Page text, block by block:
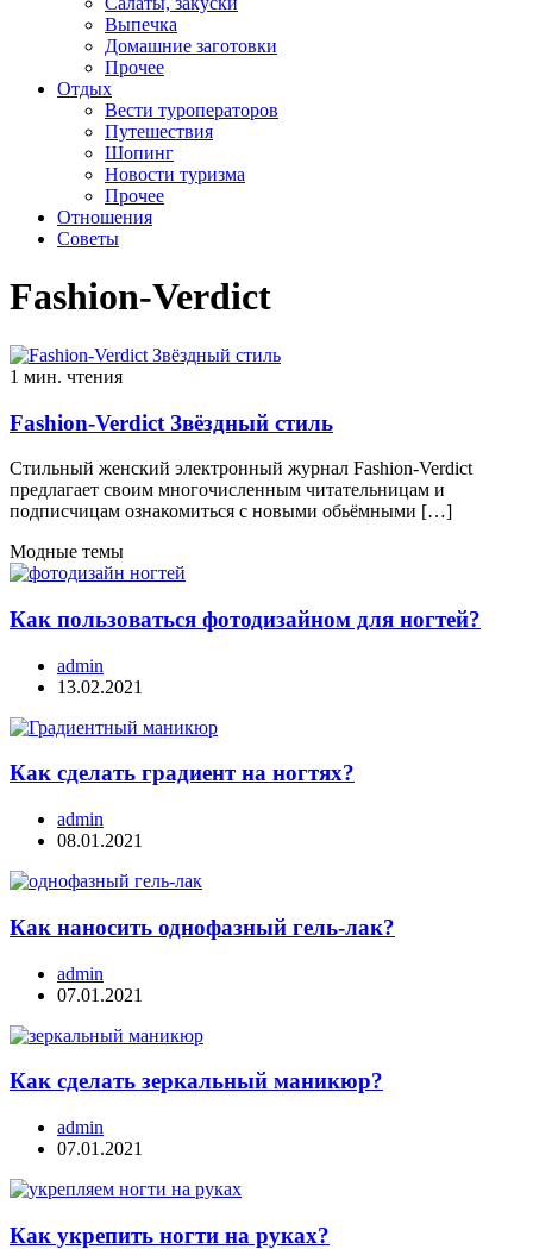
Выпечка
Домашние заготовки
Прочее
Отдых
Вести туроператоров
Путешествия
Шопинг
Новости туризма
Прочее
Отношения
Советы
Fashion-Verdict
1 мин. чтения
Fashion-Verdict Звёздный стиль
Стильный женский электронный журнал Fashion-Verdict
предлагает своим многочисленным читательницам и
подписчицам ознакомиться с новыми обьёмными […]
Модные темы
Как пользоваться фотодизайном для ногтей?
admin
13.02.2021
Как сделать градиент на ногтях?
admin
08.01.2021
Как наносить однофазный гель-лак?
admin
07.01.2021
Как сделать зеркальный маникюр?
admin
07.01.2021
Как укрепить ногти на руках?